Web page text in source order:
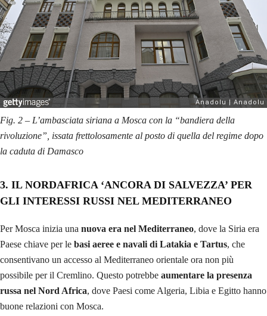
Fig. 2 – L’ambasciata siriana a Mosca con la “bandiera della
rivoluzione”, issata frettolosamente al posto di quella del regime dopo
la caduta di Damasco
3. IL NORDAFRICA ‘ANCORA DI SALVEZZA’ PER
GLI INTERESSI RUSSI NEL MEDITERRANEO
Per Mosca inizia una nuova era nel Mediterraneo, dove la Siria era
Paese chiave per le basi aeree e navali di Latakia e Tartus, che
consentivano un accesso al Mediterraneo orientale ora non più
possibile per il Cremlino. Questo potrebbe aumentare la presenza
russa nel Nord Africa, dove Paesi come Algeria, Libia e Egitto hanno
buone relazioni con Mosca.